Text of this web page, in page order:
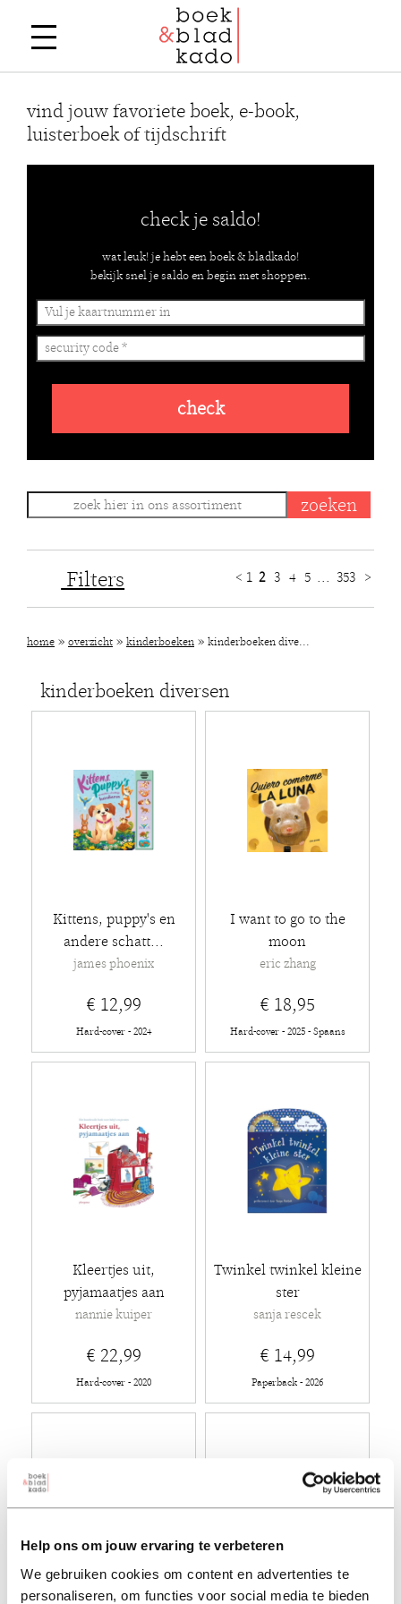
Help ons om jouw ervaring te verbeteren
We gebruiken cookies om content en advertenties te
personaliseren, om functies voor social media te bieden
vind jouw favoriete boek, e-book,
luisterboek of tijdschrift
check je saldo!
wat leuk! je hebt een boek & bladkado!
bekijk snel je saldo en begin met shoppen.
check
Filters < 1 2 3 4 5 ... 353 >
home » overzicht » kinderboeken » kinderboeken dive...
kinderboeken diversen
Kittens, puppy's en
andere schatt...
james phoenix
€ 12,99
Hard-cover - 2024
I want to go to the
moon
eric zhang
€ 18,95
Hard-cover - 2025 - Spaans
Kleertjes uit,
pyjamaatjes aan
nannie kuiper
€ 22,99
Hard-cover - 2020
Twinkel twinkel kleine
ster
sanja rescek
€ 14,99
Paperback - 2026